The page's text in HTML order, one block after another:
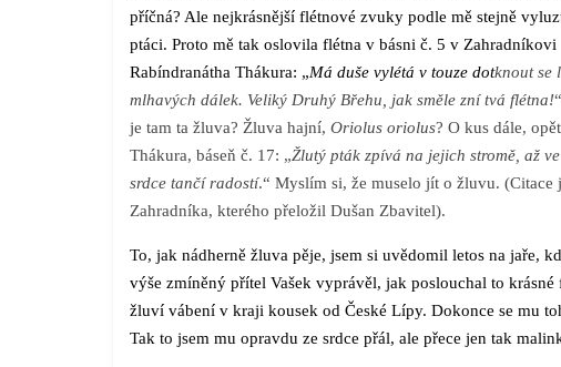
příčná? Ale nejkrásnější flétnové zvuky podle mě stejně
ptáci. Proto mě tak oslovila flétna v básni č. 5 v Zahradníkovi
Rabíndranátha Thákura: „Má duše vylétá v touze dotknout se
mlhavých dálek. Veliký Druhý Břehu, jak směle zní tvá flétna!“
je tam ta žluva? Žluva hajní, Oriolus oriolus? O kus dále,
Thákura, báseň č. 17: „Žlutý pták zpívá na jejich stromě, až
srdce tančí radostí.“ Myslím si, že muselo jít o žluvu. (Citace
Zahradníka, kterého přeložil Dušan Zbavitel).
To, jak nádherně žluva pěje, jsem si uvědomil letos na jaře,
výše zmíněný přítel Vašek vyprávěl, jak poslouchal to krásné
žluví vábení v kraji kousek od České Lípy. Dokonce se mu
Tak to jsem mu opravdu ze srdce přál, ale přece jen tak